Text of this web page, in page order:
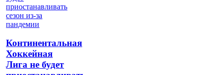
Континентальная
Хоккейная
Лига не будет